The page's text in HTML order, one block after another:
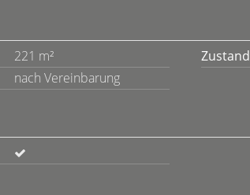
221 m² Zustand
nach Vereinbarung